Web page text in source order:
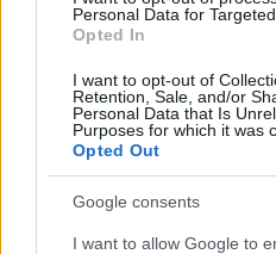
Personal Data for
Opted In
I want to opt-out of
Retention, Sale, and/or
Personal Data that Is
Purposes for which it was
Opted Out
Google consents
I want to allow Google to
NECROLOGIE
Mario Malu
Paolo Pinna